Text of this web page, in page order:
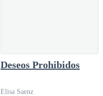
Deseos Prohibidos
Elisa Saenz